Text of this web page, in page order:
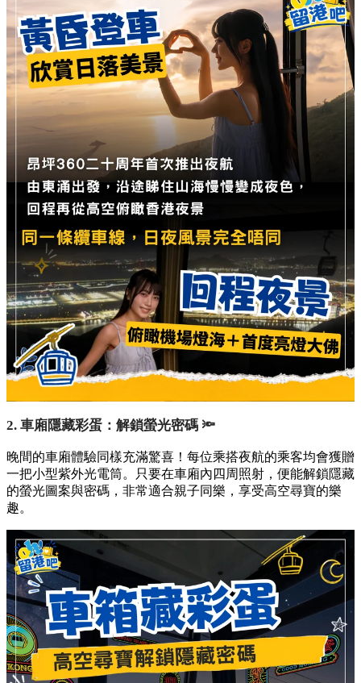
2. 車廂隱藏彩蛋：解鎖螢光密碼 🔦
晚間的車廂體驗同樣充滿驚喜！每位乘搭夜航的乘客均會獲贈
一把小型紫外光電筒。只要在車廂內四周照射，便能解鎖隱藏
的螢光圖案與密碼，非常適合親子同樂，享受高空尋寶的樂
趣。